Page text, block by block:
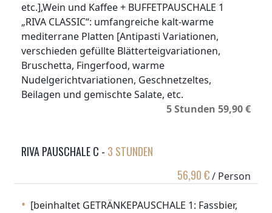
etc.],Wein und Kaffee + BUFFETPAUSCHALE 1
„RIVA CLASSIC“: umfangreiche kalt-warme
mediterrane Platten [Antipasti Variationen,
verschieden gefüllte Blätterteigvariationen,
Bruschetta, Fingerfood, warme
Nudelgerichtvariationen, Geschnetzeltes,
Beilagen und gemischte Salate, etc.
5 Stunden 59,90 €
RIVA PAUSCHALE C - 3 STUNDEN
56,90 €/ Person
[beinhaltet GETRÄNKEPAUSCHALE 1: Fassbier,